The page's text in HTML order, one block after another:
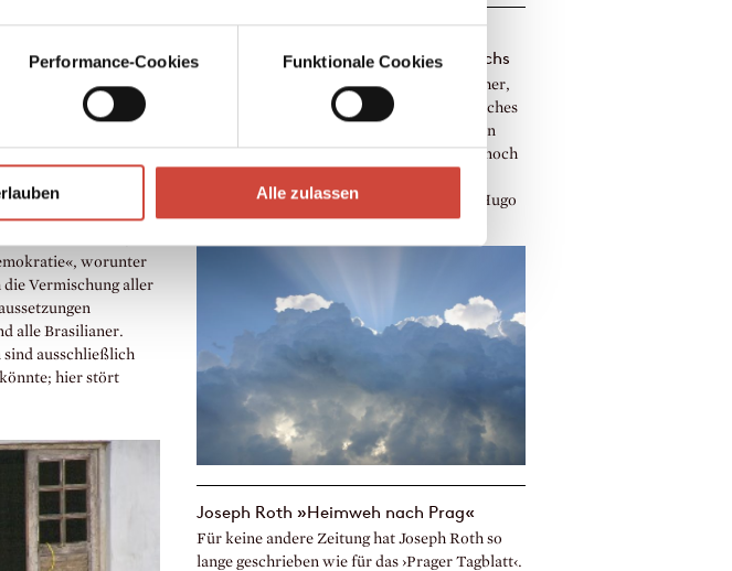
Performance-Cookies Funktionale Cookies
Alle zulassen
in und
und es auch in der
Brasilien 1965, als
Leser noch ein
Brasilien damals
Stadt«, einer
Bahia besuchte,
nach Brasilien
wird erweckt,
worunter
Vermischung aller
alle Brasilianer.
sind ausschließlich
hier stört
18.8.2019. Das Ende seines letzten Buchs
Heute vor zehn Jahren starb Hugo Loetscher,
wenige Tage nachdem sein autobiographisches
Buch War meine Zeit meine Zeit erschienen
war. Er hatte ein druckfrisches Exemplar noch
bewegenden, prophetischen Schluss von Hugo
Loetschers letztem Buch.
Joseph Roth »Heimweh nach Prag«
Für keine andere Zeitung hat Joseph Roth so
lange geschrieben wie für das ›Prager Tagblatt‹.